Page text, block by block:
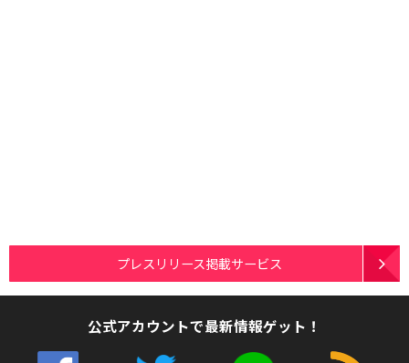
プレスリリース掲載サービス
公式アカウントで最新情報ゲット！